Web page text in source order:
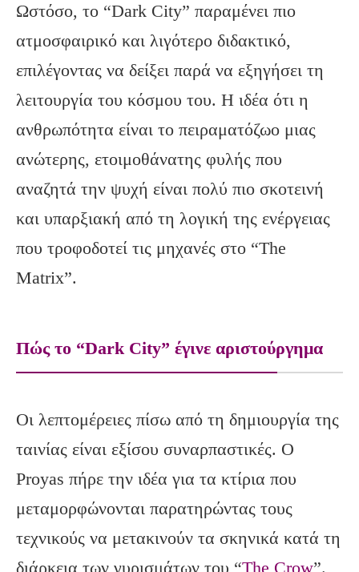
Ωστόσο, το “Dark City” παραμένει πιο
ατμοσφαιρικό και λιγότερο διδακτικό,
επιλέγοντας να δείξει παρά να εξηγήσει τη
λειτουργία του κόσμου του. Η ιδέα ότι η
ανθρωπότητα είναι το πειραματόζωο μιας
ανώτερης, ετοιμοθάνατης φυλής που
αναζητά την ψυχή είναι πολύ πιο σκοτεινή
και υπαρξιακή από τη λογική της ενέργειας
που τροφοδοτεί τις μηχανές στο “The
Matrix”.
Πώς το “Dark City” έγινε αριστούργημα
Οι λεπτομέρειες πίσω από τη δημιουργία της
ταινίας είναι εξίσου συναρπαστικές. Ο
Proyas πήρε την ιδέα για τα κτίρια που
μεταμορφώνονται παρατηρώντας τους
τεχνικούς να μετακινούν τα σκηνικά κατά τη
διάρκεια των γυρισμάτων του “The Crow”.